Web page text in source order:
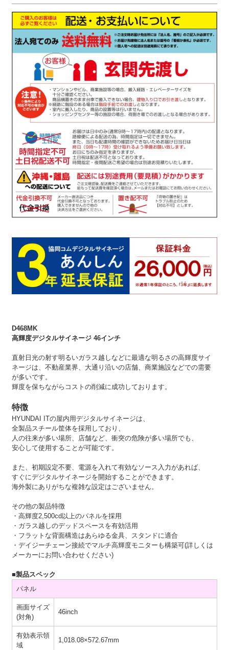
D468MK
高輝度デジタルサイネージ 46インチ
直射日光の射す明るいガラス越しなどに最適な明るさの高輝度サイ
ネージは、不動産業界、大通り沿いの店舗、商業施設などでの需要
が多いです。
輝度を保ちながらコストの削減に成功しております。
特徴
HYUNDAI ITの屋内用デジタルサイネージは、
全製品スチール筐体を採用しており、
人の往来が多い場所、店舗など、衝突の危険が多い場所でも、
安心して使用することが可能です。
また、初期設定不要、電源を入れて有効なソース入力があれば、
すぐにデジタルサイネージを開始することができます。
海外製にありがちな複雑な設定はございません。
その他の製品特徴
・高輝度2,500cd以上のパネルを採用
・ガラス越しのデッドスペースを有効活用
・フラットな背面構造はあらゆる金具、スタンドに適合
・デイジーチェーン接続でマルチ高輝度モニターも構築可(詳しくは
メーカーにお問い合わせください)
■製品スペック
パネル
画面サイズ
(対角)
46inch
有効表示領
域
1,018.08×572.67mm